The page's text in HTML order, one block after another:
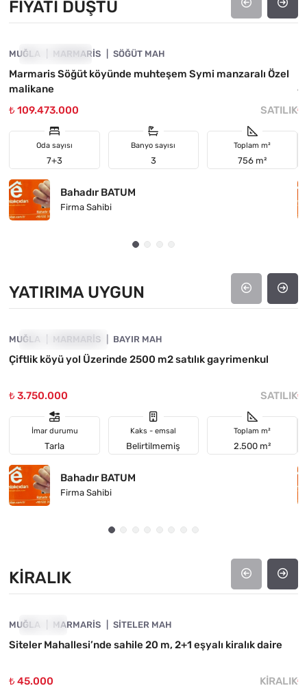
FIYATI DÜŞTÜ
FIYATI DÜŞTÜ
MUĞLA MARMARIS SÖĞÜT MAH
Marmaris Söğüt köyünde muhteşem Symi manzaralı Özel
malikane
₺ 109.473.000
SATILIK
Oda sayısı
7+3
Banyo sayısı
3
Toplam m²
756 m²
Bahadır BATUM
Firma Sahibi
₺
YATIRIMA UYGUN
YATIRIMA UYGUN
MUĞLA MARMARIS BAYIR MAH
Çiftlik köyü yol Üzerinde 2500 m2 satılık gayrimenkul
₺ 3.750.000 SATILIK
İmar durumu
Tarla
Kaks - emsal
Belirtilmemiş
Toplam m²
2.500 m²
Bahadır BATUM
Firma Sahibi
₺
KIRALIK
KIRALIK
MUĞLA MARMARIS SITELER MAH
Siteler Mahallesi’nde sahile 20 m, 2+1 eşyalı kiralık daire
₺ 45.000 KIRALIK₺